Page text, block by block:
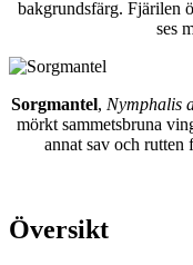
bakgrundsfärg. Fjärilen
ses
Sorgmantel, Nymphalis
mörkt sammetsbruna
annat sav och
Översikt